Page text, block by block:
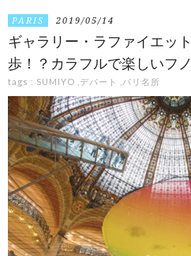
PARIS 2019/05/14
ギャラリー・ラファイエッ
歩！？カラフルで楽しいフ
tags : SUMIYO デパート パリ名所